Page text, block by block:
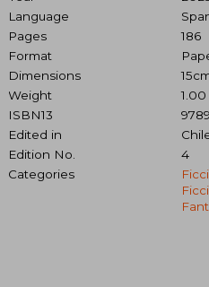
Language
Pages
186
Format
Dimensions
Weight
1.00
ISBN13
Edited in
Edition No.
4
Categories